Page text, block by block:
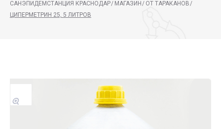
САНЭПИДЕМСТАНЦИЯ КРАСНОДАР/ МАГАЗИН / ОТ ТАРАКАНОВ/
ЦИПЕРМЕТРИН 25, 5 ЛИТРОВ